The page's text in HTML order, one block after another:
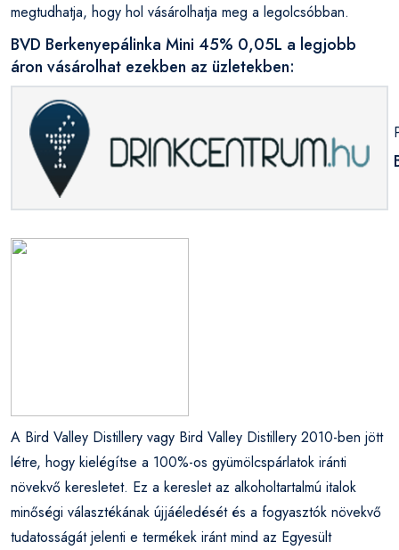
megtudhatja, hogy hol vásárolhatja meg a legolcsóbban.
BVD Berkenyepálinka Mini 45% 0,05L a legjobb
áron vásárolhat ezekben az üzletekben:
A Bird Valley Distillery vagy Bird Valley Distillery 2010-ben jött
létre, hogy kielégítse a 100%-os gyümölcspárlatok iránti
növekvő keresletet. Ez a kereslet az alkoholtartalmú italok
minőségi választékának újjáéledését és a fogyasztók növekvő
tudatosságát jelenti e termékek iránt mind az Egyesült